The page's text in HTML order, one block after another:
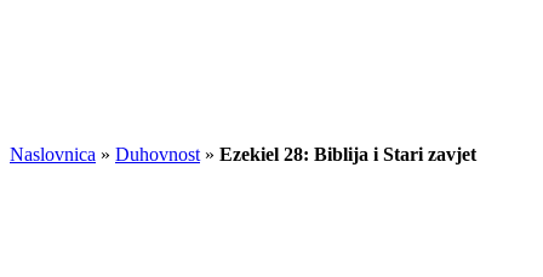
Naslovnica » Duhovnost » Ezekiel 28: Biblija i Stari zavjet